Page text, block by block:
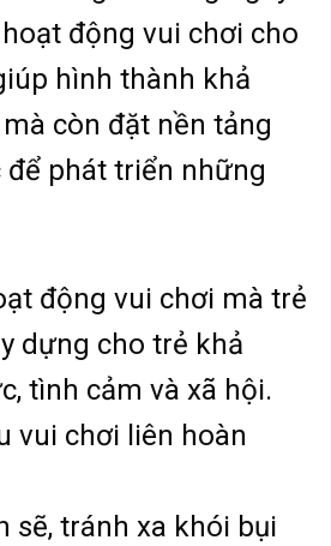
động vui chơi cho
hình thành khả
còn đặt nền tảng
để phát triển những
động vui chơi mà trẻ
dựng cho trẻ khả
tình cảm và xã hội.
vui chơi liên hoàn
sẽ, tránh xa khói bụi